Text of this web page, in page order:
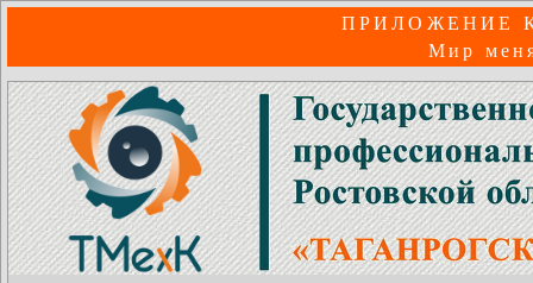
ПРИЛОЖЕНИЕ
Мир